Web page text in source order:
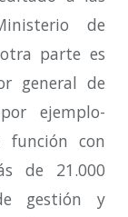
de
parte es
general de
ejemplo-
función con
de 21.000
gestión y